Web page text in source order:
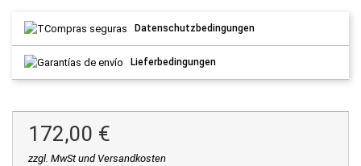
Datenschutzbedingungen
Lieferbedingungen
172,00 €
zzgl. MwSt und Versandkosten